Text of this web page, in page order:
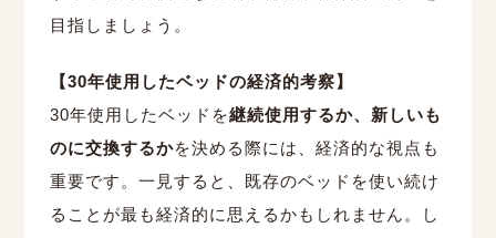
目指しましょう。
【30年使用したベッドの経済的考察】
30年使用したベッドを継続使用するか、新しいも
のに交換するかを決める際には、経済的な視点も
重要です。一見すると、既存のベッドを使い続け
ることが最も経済的に思えるかもしれません。し